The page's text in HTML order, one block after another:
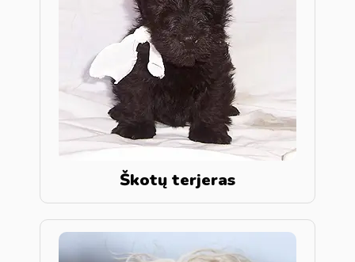
Škotų terjeras